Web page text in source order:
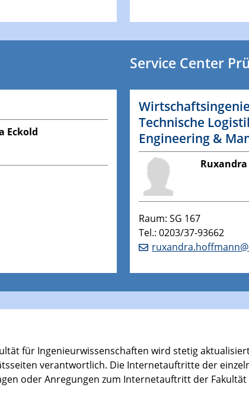
Service Center
Eckold
Technische
Engineering &
Raum: SG 167
Tel.: 0203/37-93662
für Ingenieurwissenschaften wird stetig
verantwortlich. Die Internetauftritte der
oder Anregungen zum Internetauftritt der Fakultät